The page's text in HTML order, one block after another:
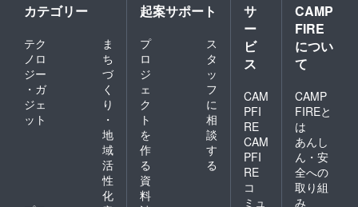
カテゴリー
テク
ノロ
ジー
・ガ
ジェ
ット
ま
ち
づ
く
り
・
地
域
活
性
化
起案サポート
プ
ロ
ジ
ェ
ク
ト
を
作
る
ス
タ
ッ
フ
に
相
談
す
る
資
料
サ
ー
ビ
ス
CAM
PFI
RE
CAM
PFI
RE
コ
ミュ
CAMP
FIRE
につい
て
CAMP
FIREと
は
あんし
ん・安
全への
取り組
み